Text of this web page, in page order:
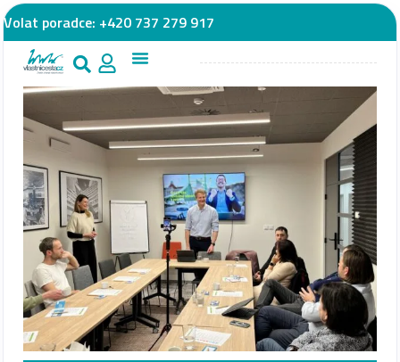
Volat poradce: +420 737 279 917